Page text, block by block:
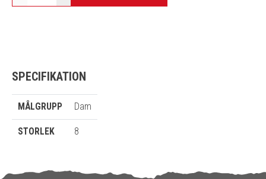
SPECIFIKATION
MÅLGRUPP Dam
STORLEK 8